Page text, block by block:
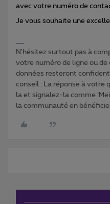
avec votre numéro de
Je vous souhaite une
N'hésitez surtout pas à
votre numéro de ligne ou
données resteront
conseil : La réponse à votre
la et signalez-la comme
la communauté en